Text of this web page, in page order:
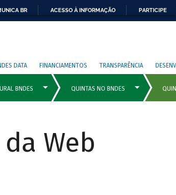
BR ACESSO À INFORMAÇÃO PARTICIPE
DATA FINANCIAMENTOS TRANSPARÊNCIA
Web